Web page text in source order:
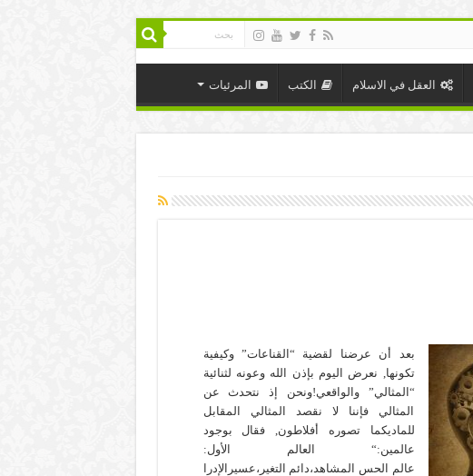
العقل في الاسلام الكتب المرئيات
بعد أن عرضنا لقضية “القناعات” وكيفية
تكونها, نعرض اليوم بإذن الله وعونه لثنائية
“المثالي” والواقعي!ونحن إذ نتحدث عن
المثالي فإننا لا نقصد المثالي المقابل
للماديكما تصوره أفلاطون, فقال بوجود
عالمين:“ العالم الأول:
عالم الحس المشاهد،دائم التغير،عسيرالإدرا